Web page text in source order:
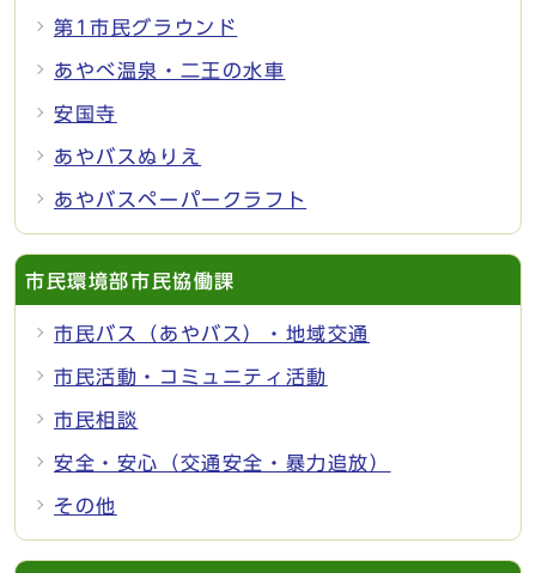
第1市民グラウンド
あやべ温泉・二王の水車
安国寺
あやバスぬりえ
あやバスペーパークラフト
市民環境部市民協働課
市民バス（あやバス）・地域交通
市民活動・コミュニティ活動
市民相談
安全・安心（交通安全・暴力追放）
その他